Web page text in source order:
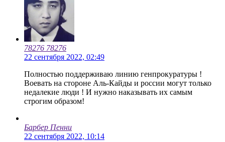
78276 78276
22 сентября 2022, 02:49
Полностью поддерживаю линию генпрокуратуры !
Воевать на стороне Аль-Кайды и россии могут только
недалекие люди ! И нужно наказывать их самым
строгим образом!
Барбер Пенни
22 сентября 2022, 10:14